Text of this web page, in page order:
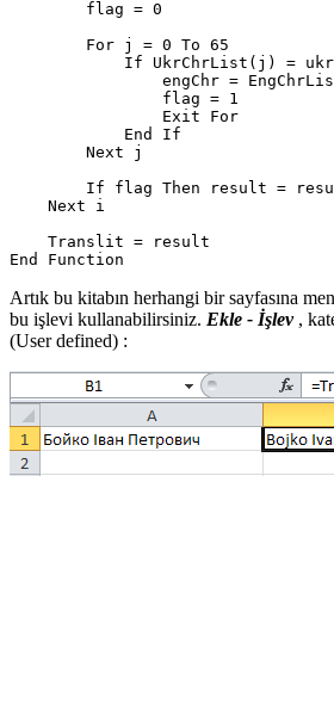
        flag = 0
        For j = 0 To 65
If UkrChrList(j) =
engChr =
                flag = 1
                Exit For
            End If
        Next j
If flag Then result =
    Next i
    Translit = result
Artık bu kitabın herhangi bir sayfasına
bu işlevi kullanabilirsiniz. Ekle - İşlev ,
(User defined) :